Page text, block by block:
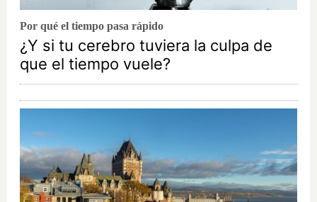
Por qué el tiempo pasa rápido
¿Y si tu cerebro tuviera la culpa de
que el tiempo vuele?